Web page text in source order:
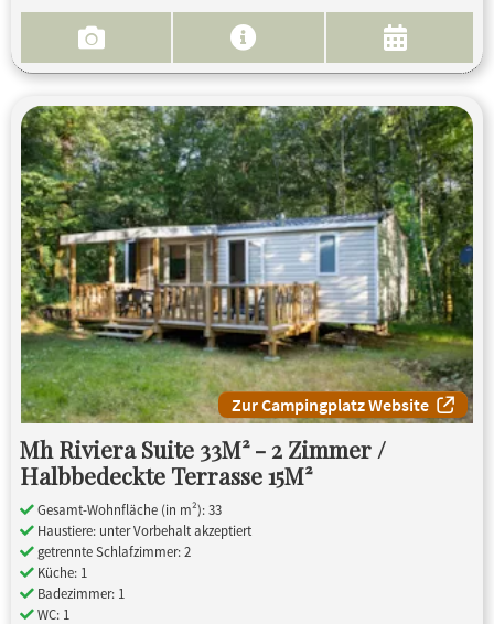
Zur Campingplatz Website
Mh Riviera Suite 33M² - 2 Zimmer /
Halbbedeckte Terrasse 15M²
Gesamt-Wohnfläche (in m²): 33
Haustiere: unter Vorbehalt akzeptiert
getrennte Schlafzimmer: 2
Küche: 1
Badezimmer: 1
WC: 1